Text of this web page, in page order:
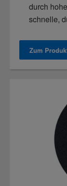
durch
schnelle,
Zum